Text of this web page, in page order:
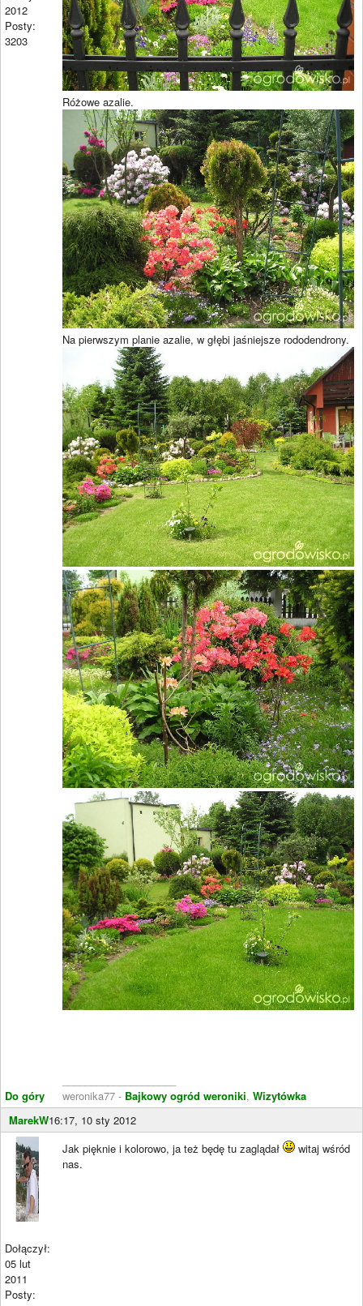
2012
Posty:
3203
Do góry
Różowe azalie.
Na pierwszym planie azalie, w głębi jaśniejsze rododendrony.
weronika77 - Bajkowy ogród weroniki, Wizytówka
MarekW16:17, 10 sty 2012
Dołączył:
05 lut
2011
Posty:
Jak pięknie i kolorowo, ja też będę tu zaglądał
witaj wśród
nas.